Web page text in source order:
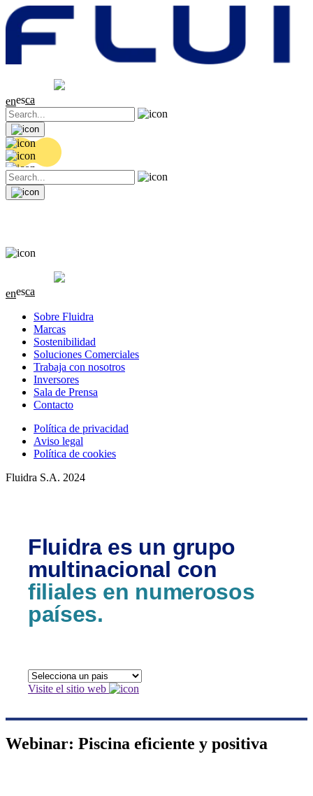
0.06 (+0.3%)
enesca
0.06 (+0.3%)
enesca
Sobre Fluidra
Marcas
Sostenibilidad
Soluciones Comerciales
Trabaja con nosotros
Inversores
Sala de Prensa
Contacto
Política de privacidad
Aviso legal
Política de cookies
Fluidra S.A. 2024
Fluidra es un grupo
multinacional con
filiales en numerosos
países.
Visite el sitio web
Webinar: Piscina eficiente y positiva